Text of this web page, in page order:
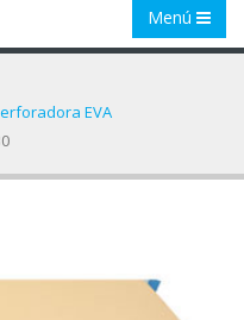
Menú
EVA